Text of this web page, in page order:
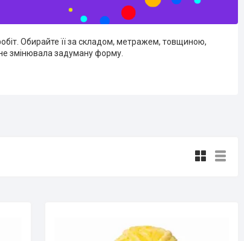
Обирайте її за складом, метражем, товщиною,
змінювала задуману форму.